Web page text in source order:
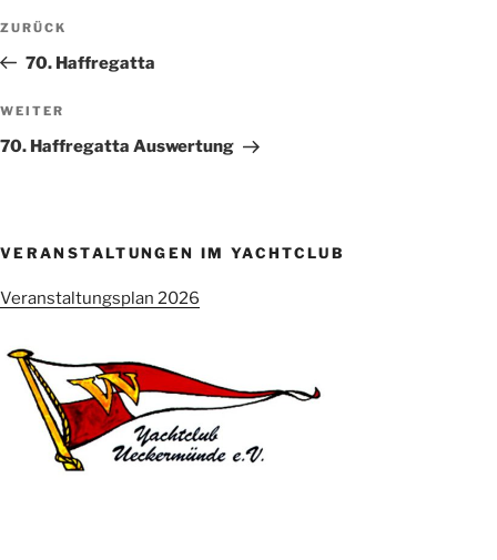
Beitragsnavigation
Vorheriger
Beitrag
ZURÜCK
70. Haffregatta
Nächster
Beitrag
WEITER
70. Haffregatta Auswertung
VERANSTALTUNGEN IM YACHTCLUB
Veranstaltungsplan 2026